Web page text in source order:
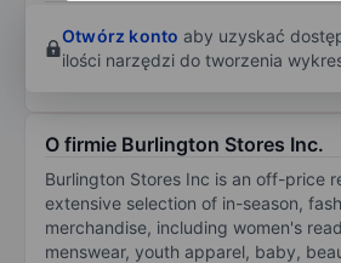
własnego
Otwórz konto aby uzyskać
ilości narzędzi do tworzenia
O firmie Burlington Stores Inc.
Burlington Stores Inc is an off-price
extensive selection of in-season,
merchandise, including women's
menswear, youth apparel, baby,